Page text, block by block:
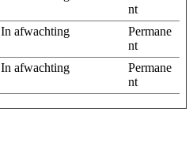
nt
In afwachting
Permane
nt
In afwachting
Permane
nt